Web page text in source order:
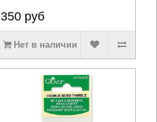
350 руб
Нет в наличии